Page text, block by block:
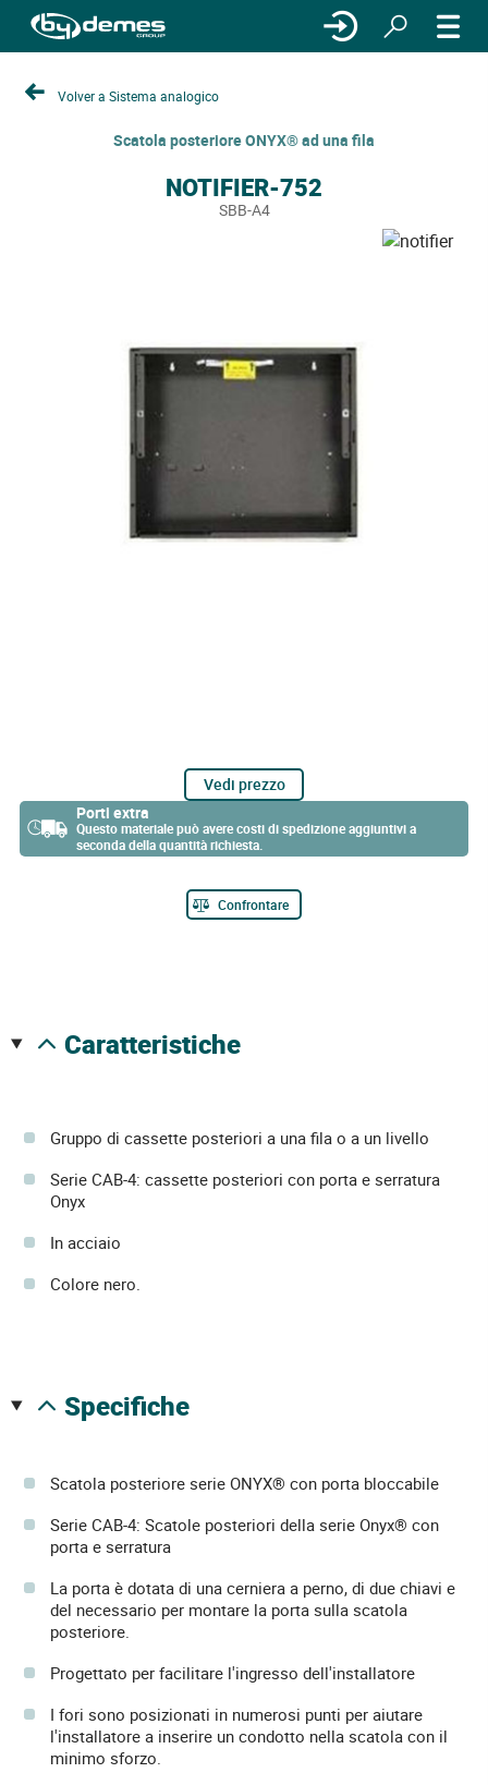
Volver a Sistema analogico
Scatola posteriore ONYX® ad una fila
NOTIFIER-752
SBB-A4
Vedi prezzo
Porti extra
Questo materiale può avere costi di spedizione aggiuntivi a
seconda della quantità richiesta.
Confrontare
caratteristiche
Gruppo di cassette posteriori a una fila o a un livello
Serie CAB-4: cassette posteriori con porta e serratura
Onyx
In acciaio
Colore nero.
specifiche
Scatola posteriore serie ONYX® con porta bloccabile
Serie CAB-4: Scatole posteriori della serie Onyx® con
porta e serratura
La porta è dotata di una cerniera a perno, di due chiavi e
del necessario per montare la porta sulla scatola
posteriore.
Progettato per facilitare l'ingresso dell'installatore
I fori sono posizionati in numerosi punti per aiutare
l'installatore a inserire un condotto nella scatola con il
minimo sforzo.